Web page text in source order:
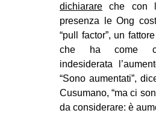
dichiarare che con
presenza le Ong
“pull factor”, un
che ha come
indesiderata
“Sono aumentati”,
Cusumano, “ma ci
da considerare: è